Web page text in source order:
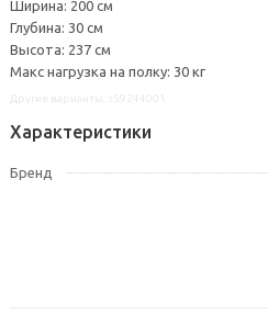
Ширина: 200 см
Глубина: 30 см
Высота: 237 см
Макс нагрузка на полку: 30 кг
Характеристики
Бренд